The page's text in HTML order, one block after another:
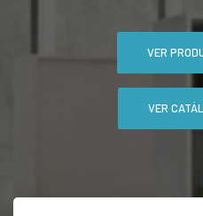
VER
VER